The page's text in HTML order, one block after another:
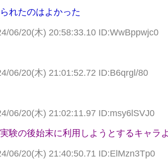
れたのはよかった
06/20(木) 20:58:33.10 ID:WwBppwjc0
06/20(木) 21:01:52.72 ID:B6qrgl/80
06/20(木) 21:02:11.97 ID:msy6lSVJ0
験の後始末に利用しようとするキャラ
06/20(木) 21:40:50.71 ID:ElMzn3Tp0